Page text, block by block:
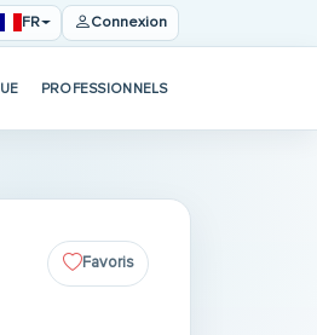
FR Connexion
PROFESSIONNELS
Favoris